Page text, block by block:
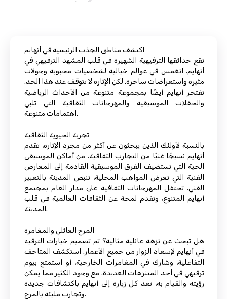
اكتشف مناطق الجذب الرئيسية في أنهايم
تقع حدائقها الترفيهية الشهيرة في قلب المشهد الترفيهي في
أنهايم. انغمس في عوالم خيالية لشخصيات محبوبة وجولات
مثيرة واستعراضات ساحرة. لكن الإثارة لا تتوقف عند هذا الحد.
تفتخر أنهايم أيضًا بمجموعة متنوعة من الأحداث الرياضية
والحفلات الموسيقية والمهرجانات الثقافية التي تلبي
اهتمامات متنوعة.
تجربة الحيوية الثقافية
بالنسبة لأولئك الذين يبحثون عن أكثر من مجرد الإثارة، تقدم
أنهايم نسيجًا غنيًا من التجارب الثقافية. من أماكن الموسيقى
الحية التي تستضيف الفرق الموسيقية القادمة إلى المعارض
الفنية التي تعرض المواهب المحلية، تنبض المدينة بالتعبير
الفني. تحتفل المهرجانات الثقافية على مدار العام بمجتمع
أنهايم المتنوع، وتقدم لمحة عن الثقافات العالمية في قلب
المدينة.
المرح العائلي والمغامرة
هل تبحث عن نزهة عائلية مثالية؟ تم تصميم خيارات الترفيه
في أنهايم لإسعاد الزوار من جميع الأعمار. استكشف المتاحف
التفاعلية، وشارك في المغامرات الخارجية، أو استمتع بيوم
ترفيهي في أحد المتنزهات العديدة. مع وجود الكثير مما يمكن
رؤيته والقيام به، تعد كل زيارة إلى أنهايم باكتشافات جديدة
وتجارب مليئة بالمرح.